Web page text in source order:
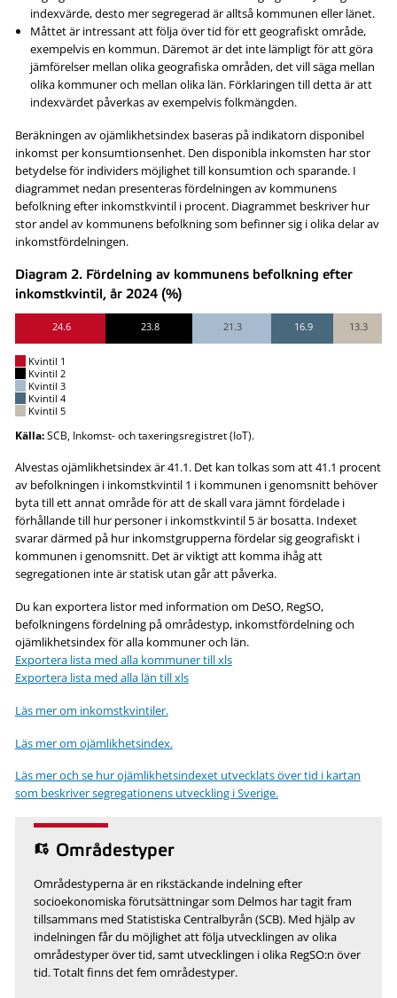
indexvärde, desto mer segregerad är alltså kommunen eller länet.
Måttet är intressant att följa över tid för ett geografiskt område,
exempelvis en kommun. Däremot är det inte lämpligt för att göra
jämförelser mellan olika geografiska områden, det vill säga mellan
olika kommuner och mellan olika län. Förklaringen till detta är att
indexvärdet påverkas av exempelvis folkmängden.
Beräkningen av ojämlikhetsindex baseras på indikatorn disponibel
inkomst per konsumtionsenhet. Den disponibla inkomsten har stor
betydelse för individers möjlighet till konsumtion och sparande. I
diagrammet nedan presenteras fördelningen av kommunens
befolkning efter inkomstkvintil i procent. Diagrammet beskriver hur
stor andel av kommunens befolkning som befinner sig i olika delar av
inkomstfördelningen.
Diagram 2. Fördelning av kommunens befolkning efter
inkomstkvintil, år 2024 (%)
24.6 23.8 21.3 16.9 13.3
Kvintil 1
Kvintil 2
Kvintil 3
Kvintil 4
Kvintil 5
Källa:SCB, Inkomst- och taxeringsregistret (IoT).
Alvestas ojämlikhetsindex är 41.1. Det kan tolkas som att 41.1 procent
av befolkningen i inkomstkvintil 1 i kommunen i genomsnitt behöver
byta till ett annat område för att de skall vara jämnt fördelade i
förhållande till hur personer i inkomstkvintil 5 är bosatta. Indexet
svarar därmed på hur inkomstgrupperna fördelar sig geografiskt i
kommunen i genomsnitt. Det är viktigt att komma ihåg att
segregationen inte är statisk utan går att påverka.
Du kan exportera listor med information om DeSO, RegSO,
befolkningens fördelning på områdestyp, inkomstfördelning och
ojämlikhetsindex för alla kommuner och län.
Exportera lista med alla kommuner till xls
Exportera lista med alla län till xls
Läs mer om inkomstkvintiler.
Läs mer om ojämlikhetsindex.
Läs mer och se hur ojämlikhetsindexet utvecklats över tid i kartan
som beskriver segregationens utveckling i Sverige.
Områdestyper
Områdestyperna är en rikstäckande indelning efter
socioekonomiska förutsättningar som Delmos har tagit fram
tillsammans med Statistiska Centralbyrån (SCB). Med hjälp av
indelningen får du möjlighet att följa utvecklingen av olika
områdestyper över tid, samt utvecklingen i olika RegSO:n över
tid. Totalt finns det fem områdestyper.